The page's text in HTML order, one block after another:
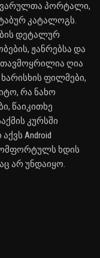
პორტალი,
კატალოგს.
დეტალურ
ჟანრებსა და
თავმოყრილია ღია
ფილმები,
რა ნახო
წაიკითხე
კურსში
Android
ხდის
არ უნდაიყო.